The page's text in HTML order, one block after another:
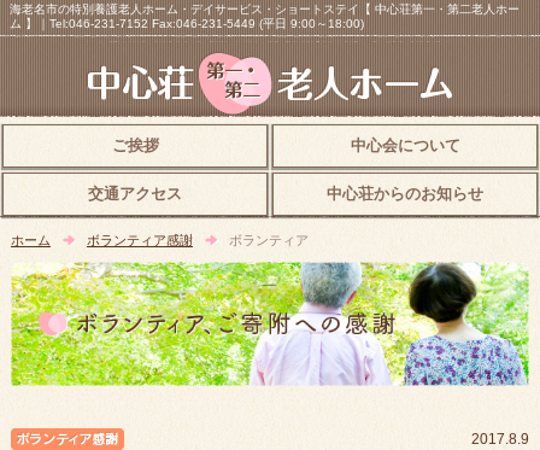
海老名市の特別養護老人ホーム・デイサービス・ショートステイ【 中心荘第一・第二老人ホー
ム 】｜Tel:046-231-7152 Fax:046-231-5449 (平日 9:00～18:00)
ご挨拶 中心会について
交通アクセス 中心荘からのお知らせ
ホーム ボランティア感謝 ボランティア
2017.8.9